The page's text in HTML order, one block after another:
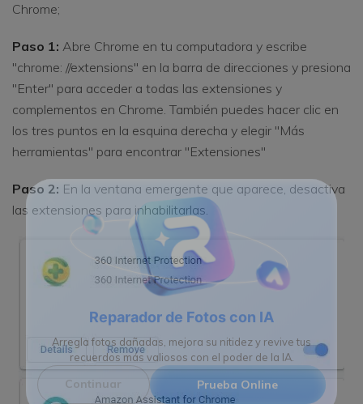
Reparador de Fotos con IA
Arregla fotos dañadas, mejora su nitidez y revive tus
recuerdos más valiosos con el poder de la IA.
Chrome;
Paso 1: Abre Chrome en tu computadora y escribe
"chrome: //extensions" en la barra de direcciones y presiona
"Enter" para acceder a todas las extensiones y
complementos en Chrome. También puedes hacer clic en
los tres puntos en la esquina derecha y elegir "Más
herramientas" para encontrar "Extensiones"
Paso 2: En la ventana emergente que aparece, desactiva
las extensiones para inhabilitarlas.